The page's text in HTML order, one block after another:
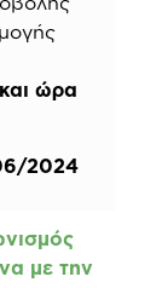
ώρα
2024
με την